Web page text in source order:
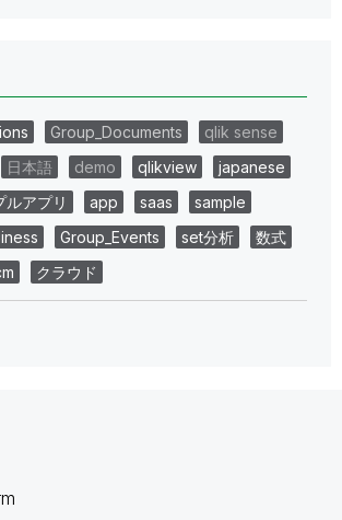
Group_Documents
qlik sense
日本語 demo qlikview
japanese
ルアプリ app saas
sample
Group_Events set分析
数式
クラウド